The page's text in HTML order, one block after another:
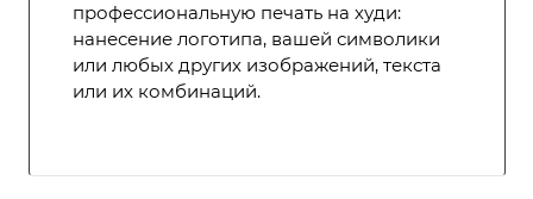
профессиональную печать на худи:
нанесение логотипа, вашей символики
или любых других изображений, текста
или их комбинаций.